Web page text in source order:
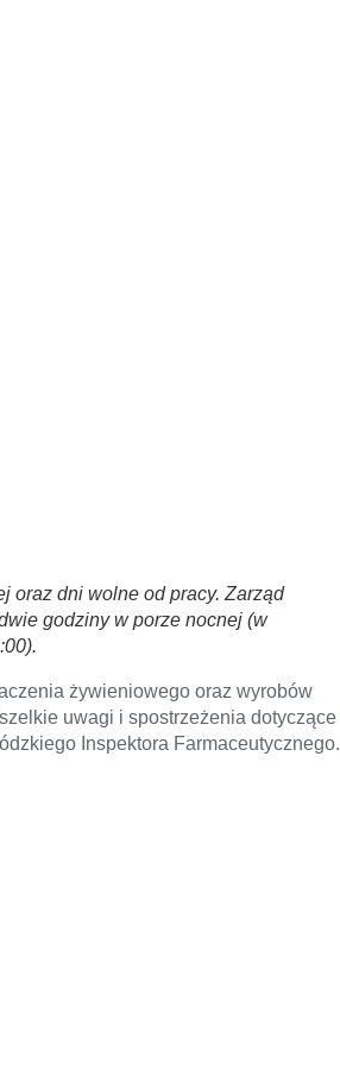
oraz dni wolne od pracy. Zarząd
godziny w porze nocnej (w
żywieniowego oraz wyrobów
uwagi i spostrzeżenia dotyczące
Inspektora Farmaceutycznego.